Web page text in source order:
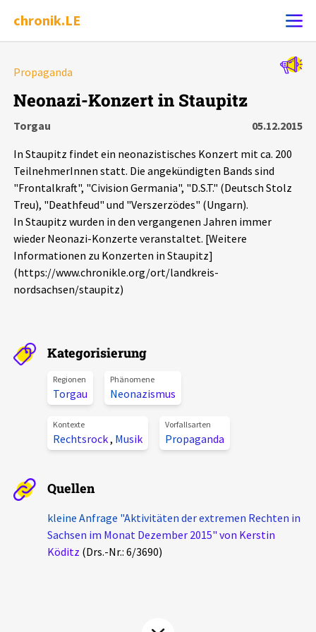
chronik.LE
Chronik
Dossiers
Leipziger Zustände
Schlaglichter
Phänomene
Veranstaltungen
Pressemitteilungen
Podcasts
Über uns
Kontakt
Spenden
chronik.LE in der Presse
Propaganda
Neonazi-Konzert in Staupitz
Torgau
05.12.2015
In Staupitz findet ein neonazistisches Konzert mit ca. 200
TeilnehmerInnen statt. Die angekündigten Bands sind
"Frontalkraft", "Civision Germania", "D.S.T." (Deutsch Stolz
Treu), "Deathfeud" und "Verszerzödes" (Ungarn).
In Staupitz wurden in den vergangenen Jahren immer
wieder Neonazi-Konzerte veranstaltet. [Weitere
Informationen zu Konzerten in Staupitz]
(https://www.chronikle.org/ort/landkreis-
nordsachsen/staupitz)
Kategorisierung
Regionen
Torgau
Phänomene
Neonazismus
Kontexte
Rechtsrock, Musik
Vorfallsarten
Propaganda
Quellen
kleine Anfrage "Aktivitäten der extremen Rechten in
Sachsen im Monat Dezember 2015" von Kerstin
Köditz (Drs.-Nr.: 6/3690)
Alle Ereignisse
Ereignisse
Ereignisse
Exportieren Filter Erklärungen